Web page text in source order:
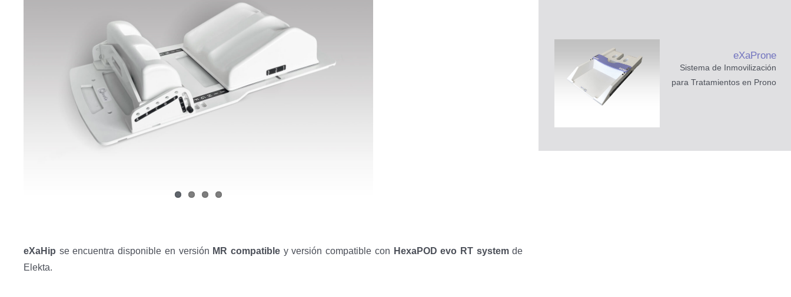
Accesorios – Miscelánea
eXaHip se encuentra disponible en versión MR compatibley versión compatible con HexaPOD evo RT systemde
Elekta.
eXaProne
Sistema de Inmovilización
para Tratamientos en Prono